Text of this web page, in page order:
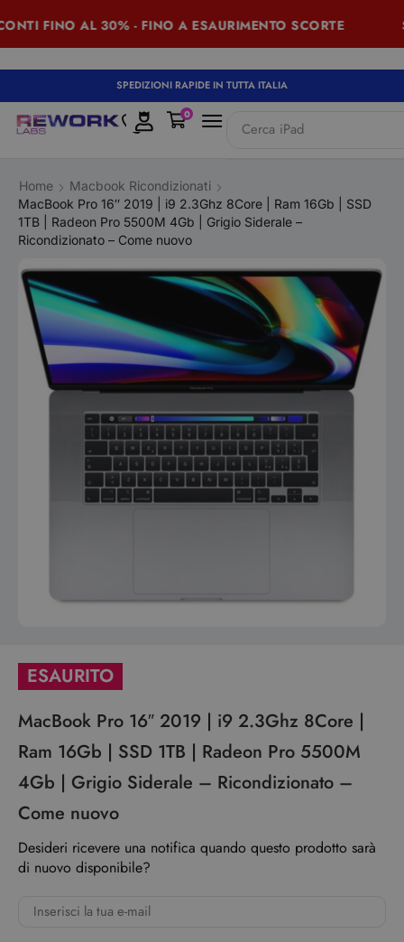
FINO AL 30% - FINO A ESAURIMENTO SCORTE
SPEDIZIONI RAPIDE IN TUTTA ITALIA
Cerca iPad
0
Home
Macbook Ricondizionati
MacBook Pro 16″ 2019 | i9 2.3Ghz 8Core | Ram 16Gb | SSD
1TB | Radeon Pro 5500M 4Gb | Grigio Siderale –
Ricondizionato – Come nuovo
ESAURITO
MacBook Pro 16″ 2019 | i9 2.3Ghz 8Core |
Ram 16Gb | SSD 1TB | Radeon Pro 5500M
4Gb | Grigio Siderale – Ricondizionato –
Come nuovo
Desideri ricevere una notifica quando questo prodotto sarà
di nuovo disponibile?